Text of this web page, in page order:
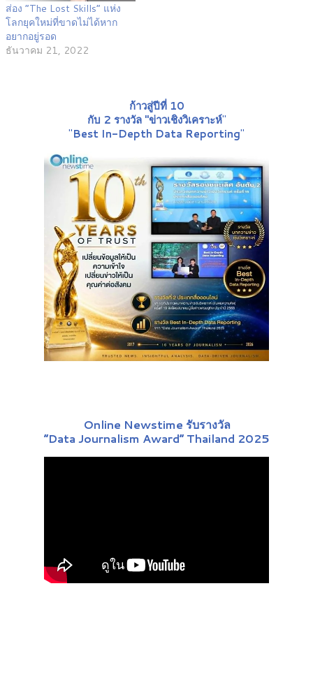
ส่อง “The Lost Skills” แห่ง
โลกยุคใหม่ที่ขาดไม่ได้หาก
อยากอยู่รอด
ธันวาคม 21, 2022
ก้าวสู่ปีที่ 10
กับ 2 รางวัล "ข่าวเชิงวิเคราะห์"
"Best In-Depth Data Reporting"
Online Newstime รับรางวัล
“Data Journalism Award” Thailand 2025